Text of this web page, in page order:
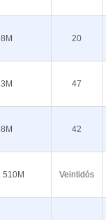
20
47
42
510M Veintidós